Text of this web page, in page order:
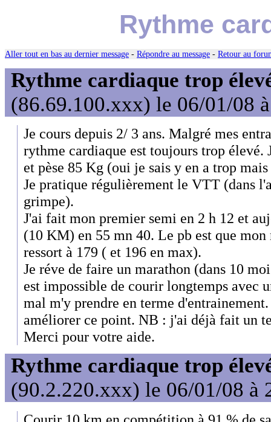
Rythme
Aller tout en bas au dernier message - Répondre au message - Retour au
Rythme cardiaque trop
(86.69.100.xxx) le 06/01/08
Je cours depuis 2/ 3 ans. Malgré mes
rythme cardiaque est toujours trop élevé.
et pèse 85 Kg (oui je sais y en a trop
Je pratique régulièrement le VTT (dans
grimpe).
J'ai fait mon premier semi en 2 h 12 et
(10 KM) en 55 mn 40. Le pb est que
ressort à 179 ( et 196 en max).
Je réve de faire un marathon (dans 10
est impossible de courir longtemps avec
mal m'y prendre en terme
améliorer ce point. NB : j'ai déjà fait un
Merci pour votre aide.
Rythme cardiaque trop
(90.2.220.xxx) le 06/01/08 à